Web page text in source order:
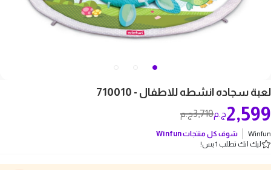
لعبة سجاده انشطه للاطفال - 710010
3,710ج.م 2,599ج.م
Winfun شوف كل منتجاتWinfun
ليك انك تطلب 1 بس!